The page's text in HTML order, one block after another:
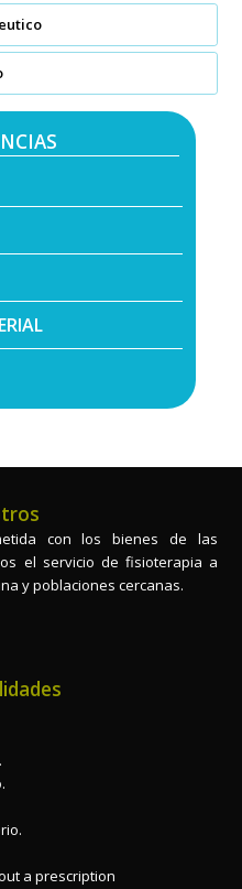
con los bienes de las
el servicio de fisioterapia a
y poblaciones cercanas.
a prescription